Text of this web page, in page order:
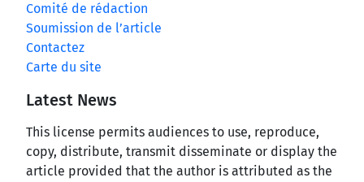
Comité de rédaction
Soumission de l’article
Contactez
Carte du site
Latest News
This license permits audiences to use, reproduce,
copy, distribute, transmit disseminate or display the
article provided that the author is attributed as the